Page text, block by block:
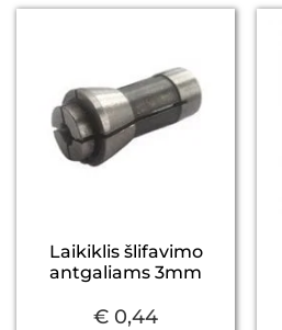
Laikiklis šlifavimo
antgaliams 3mm
€ 0,44